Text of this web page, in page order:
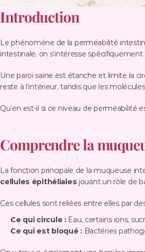
Introduction
Le phénomène de la perméabilité
intestinale, on s’intéresse spécifiquement
Une paroi saine est étanche et limite la
reste à l’intérieur, tandis que les
Qu’en est-il si ce niveau de perméabilité
Comprendre la
cellules épithéliales jouant un rôle de
Ces cellules sont reliées entre elles par
Ce qui circule : Eau, certains ions,
Ce qui est bloqué : Bactéries